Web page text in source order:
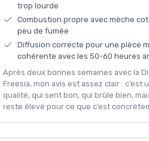
trop lourde
Combustion propre avec mèche
peu de fumée
Diffusion correcte pour une pièce
cohérente avec les 50-60 heures
Après deux bonnes semaines avec la
Freesia, mon avis est assez clair : c’est
qualité, qui sent bon, qui brûle bien,
reste élevé pour ce que c’est